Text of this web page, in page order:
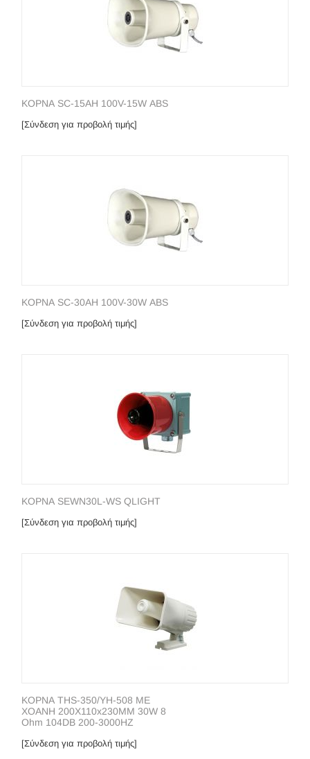
ΚΟΡΝΑ SC-15AH 100V-15W ΑΒS
[Σύνδεση για προβολή τιμής]
ΚΟΡΝΑ SC-30AH 100V-30W ΑΒS
[Σύνδεση για προβολή τιμής]
ΚΟΡΝΑ SEWN30L-WS QLIGHT
[Σύνδεση για προβολή τιμής]
ΚΟΡΝΑ THS-350/YH-508 ΜΕ
ΧΟΑΝΗ 200X110x230MM 30W 8
Ohm 104DB 200-3000HZ
[Σύνδεση για προβολή τιμής]